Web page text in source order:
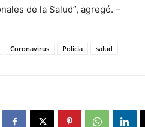
de la Salud”, agregó. –
Coronavirus Policía salud